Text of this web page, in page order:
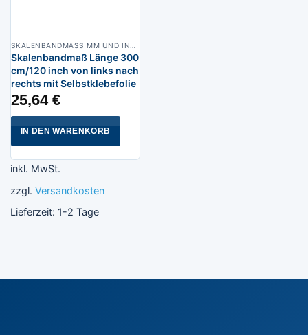
Skalenbandmaß Länge 300
cm/120 inch von links nach
rechts mit Selbstklebefolie
25,64 €
IN DEN WARENKORB
inkl. MwSt.
zzgl. Versandkosten
Lieferzeit: 1-2 Tage